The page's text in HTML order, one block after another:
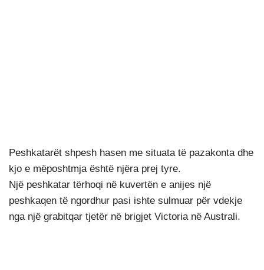
Peshkatarët shpesh hasen me situata të pazakonta dhe
kjo e mëposhtmja është njëra prej tyre.
Një peshkatar tërhoqi në kuvertën e anijes një
peshkaqen të ngordhur pasi ishte sulmuar për vdekje
nga një grabitqar tjetër në brigjet Victoria në Australi.